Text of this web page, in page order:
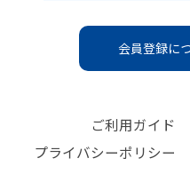
会員登録に
ご利用ガイド
プライバシーポリシー